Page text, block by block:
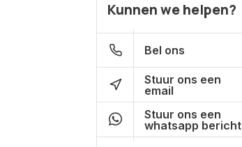
Kunnen we helpen?
Bel ons
Stuur ons een
email
Stuur ons een
whatsapp bericht